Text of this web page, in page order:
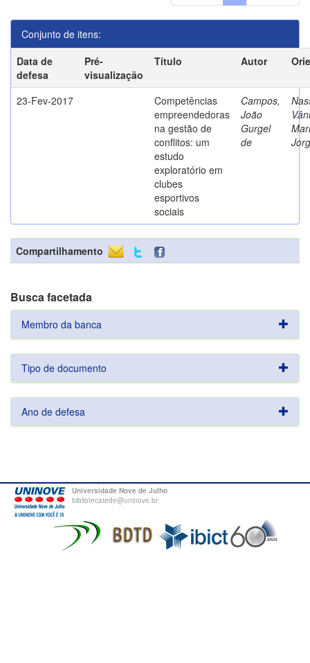
Conjunto de itens:
Data de
defesa
Pré-
visualização
Título Autor
23-Fev-2017
Competências
empreendedoras
na gestão de
conflitos: um
estudo
exploratório em
clubes
esportivos
sociais
Campos,
João
Gurgel
de
Compartilhamento
Busca facetada
Membro da banca
Tipo de documento
Ano de defesa
Universidade Nove de Julho
bibliotecatede@uninove.br